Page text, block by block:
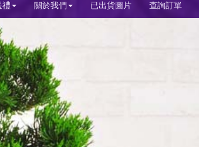
關於我們 已出貨圖片 查詢訂單